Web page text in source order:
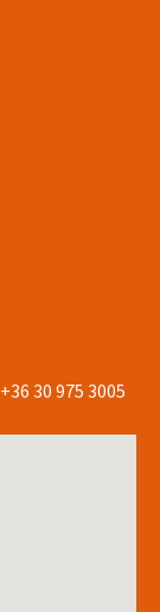
+36 30 975 3005